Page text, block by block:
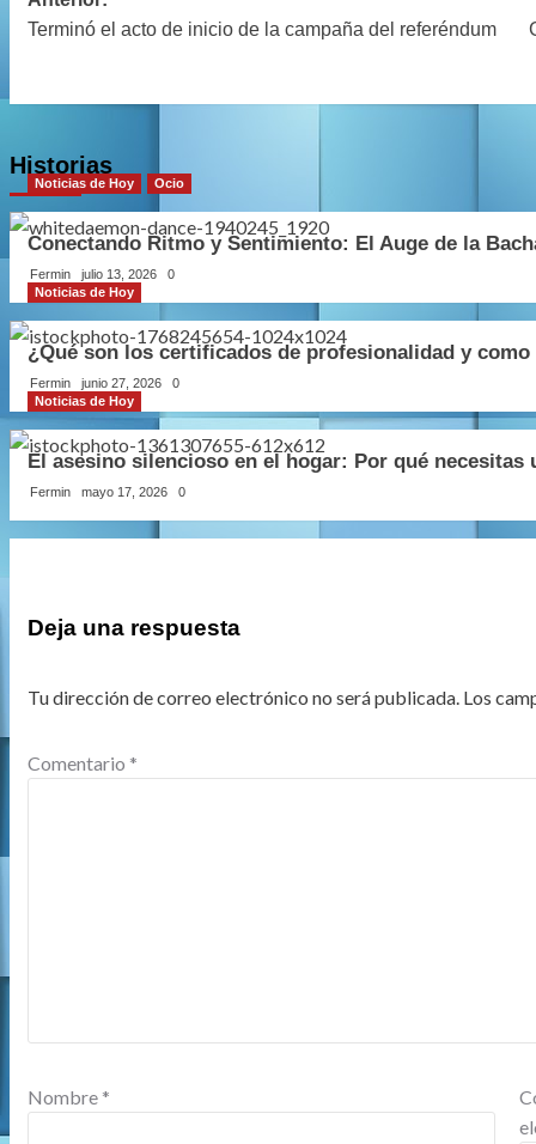
Navegación
entradas
Terminó el acto de inicio de la campaña del referéndum
Historias
Noticias de Hoy Ocio
Conectando Ritmo y Sentimiento: El Auge de la
Fermin julio 13, 2026
0
Noticias de Hoy
¿Qué son los certificados de profesionalidad y como
Fermin junio 27, 2026
0
Noticias de Hoy
El asesino silencioso en el hogar: Por qué
Fermin mayo 17, 2026 0
Deja una respuesta
Tu dirección de correo electrónico no será publicada. Los
Comentario *
Nombre *